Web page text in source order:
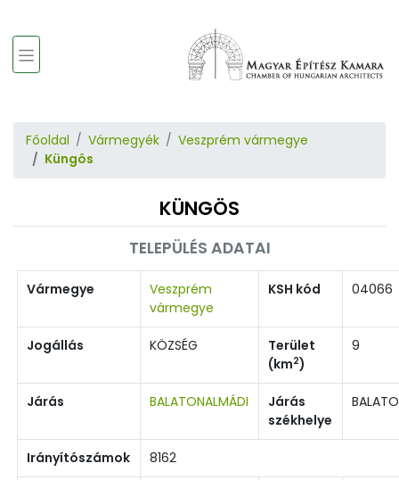
Főoldal Vármegyék
Veszprém vármegye
Küngös
KÜNGÖS
TELEPÜLÉS ADATAI
Vármegye
Veszprém
vármegye
KSH kód 04066
Jogállás KÖZSÉG
Terület
(km2)
9
Járás BALATONALMÁDI
Járás
székhelye
Irányítószámok 8162